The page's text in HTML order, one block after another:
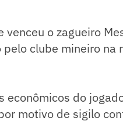
o zagueiro
pelo clube mineiro na
econômicos do
motivo de sigilo